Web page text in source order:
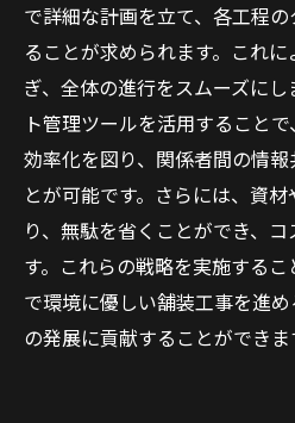
で詳細な計画を立て、各工程
ることが求められます。これ
ぎ、全体の進行をスムーズに
ト管理ツールを活用すること
効率化を図り、関係者間の情
とが可能です。さらには、資
り、無駄を省くことができ、
す。これらの戦略を実施する
で環境に優しい舗装工事を進
の発展に貢献することができま